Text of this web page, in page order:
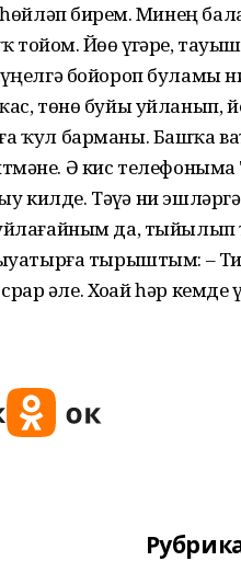
бирҙем. Минең
Йөҙө үҙгәрҙе,
бойороп буламы
төнө буйы уйланып,
ҡул барманы. Башҡа
Ә кис
килде. Тәүҙә ни
да, тыйылып
тырыштым: –
әле. Хоҙай һәр кемде